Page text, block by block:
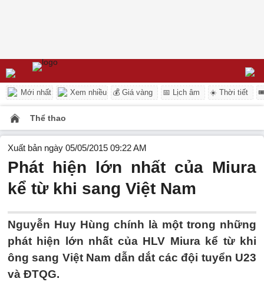
Mới nhất Xem nhiều 💰 Giá vàng 📅 Lịch âm ☀️ Thời tiết
Thể thao
Xuất bản ngày 05/05/2015 09:22 AM
Phát hiện lớn nhất của Miura
kể từ khi sang Việt Nam
Nguyễn Huy Hùng chính là một trong những
phát hiện lớn nhất của HLV Miura kể từ khi
ông sang Việt Nam dẫn dắt các đội tuyển U23
và ĐTQG.